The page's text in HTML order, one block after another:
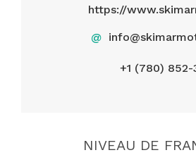
https://
@
+1 (780) 852-
NIVEAU DE